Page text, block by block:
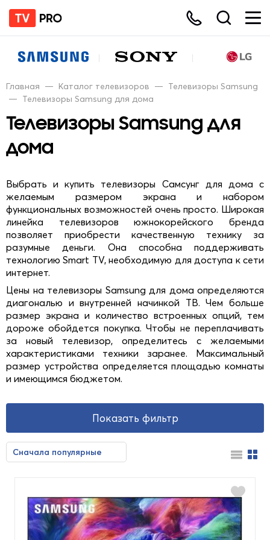
Главная — Каталог телевизоров — Телевизоры Samsung
— Телевизоры Samsung для дома
Телевизоры Samsung для
дома
Выбрать и купить телевизоры Самсунг для дома с
желаемым размером экрана и набором
функциональных возможностей очень просто. Широкая
линейка телевизоров южнокорейского бренда
позволяет приобрести качественную технику за
разумные деньги. Она способна поддерживать
технологию Smart TV, необходимую для доступа к сети
интернет.
Цены на телевизоры Samsung для дома определяются
диагональю и внутренней начинкой ТВ. Чем больше
размер экрана и количество встроенных опций, тем
дороже обойдется покупка. Чтобы не переплачивать
за новый телевизор, определитесь с желаемыми
характеристиками техники заранее. Максимальный
размер устройства определяется площадью комнаты
и имеющимся бюджетом.
Показать фильтр
Цена
Сначала популярные